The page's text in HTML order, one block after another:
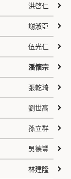
洪啓仁
謝淑亞
伍光仁
潘懷宗
張乾琦
劉世高
孫立群
吳德豐
林建隆